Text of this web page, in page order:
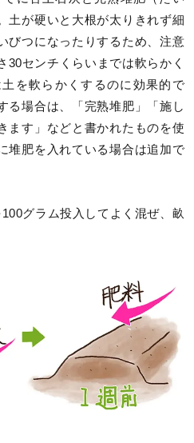
土が硬いと大根が太りきれず細
びつになったりするため、注意
30センチくらいまでは軟らかく
を軟らかくするのに効果的で
る場合は、「完熟堆肥」「施し
ます」などと書かれたものを使
堆肥を入れている場合は追加で
グラム投入してよく混ぜ、畝